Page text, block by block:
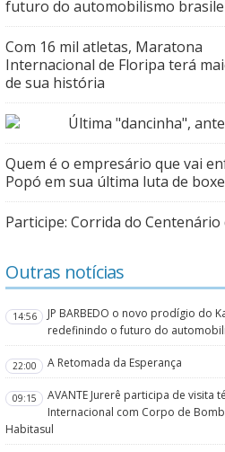
futuro do automobilismo
Com 16 mil atletas, Maratona
Internacional de Floripa terá
de sua história
Última "dancinha",
Quem é o empresário que vai
Popó em sua última luta de
Participe: Corrida do Centenário
Outras notícias
14:56
JP BARBEDO o novo prodígio do
redefinindo o futuro do
22:00 A Retomada da Esperança
09:15
AVANTE Jurerê participa de visita
Internacional com Corpo de
Habitasul